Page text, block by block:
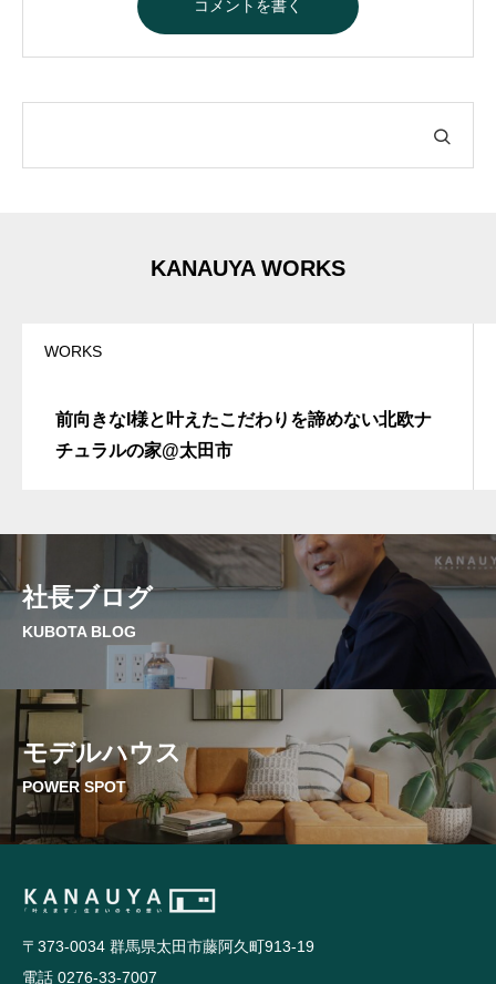
l
r
i
KANAUYA WORKS
WORKS
前向きなI様と叶えたこだわりを諦めない北欧ナ
チュラルの家@太田市
社長ブログ
KUBOTA BLOG
モデルハウス
POWER SPOT
〒373-0034 群馬県太田市藤阿久町913-19
電話 0276-33-7007